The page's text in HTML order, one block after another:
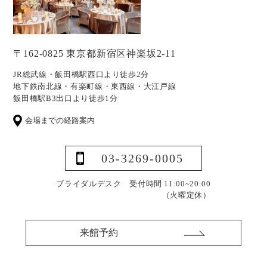
〒162-0825 東京都新宿区神楽坂2-11
JR総武線・飯田橋駅西口より徒歩2分
地下鉄南北線・有楽町線・東西線・大江戸線
飯田橋駅B3出口より徒歩1分
会場までの経路案内
03-3269-0005
ブライダルデスク 受付時間 11:00~20:00
（火曜定休）
来館予約